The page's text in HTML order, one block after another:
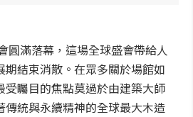
圓滿落幕，這場全球盛會帶給人
結束消散。在眾多關於場館如
受矚目的焦點莫過於由建築大師
傳統與永續精神的全球最大木造